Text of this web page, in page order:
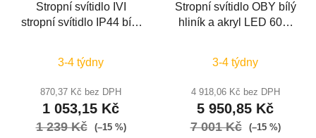
Stropní svítidlo IVI
stropní svítidlo IP44 bílé
3-4 týdny
870,37 Kč bez DPH
1 053,15 Kč
1 239 Kč (–15 %)
Stropní svítidlo OBY bílý
hliník a akryl LED 60W
LUCE
3-4 týdny
4 918,06 Kč bez DPH
5 950,85 Kč
7 001 Kč (–15 %)